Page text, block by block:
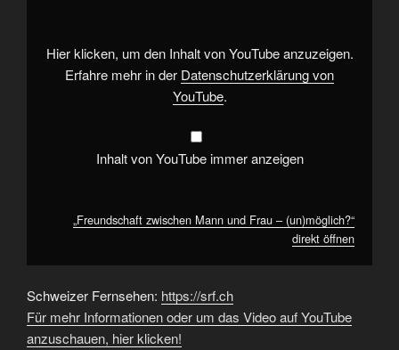
von
YouTube
anzeigen
Hier klicken, um den Inhalt von YouTube anzuzeigen.
Erfahre mehr in der Datenschutzerklärung von
YouTube.
Inhalt von YouTube immer anzeigen
„Freundschaft zwischen Mann und Frau – (un)möglich?“
direkt öffnen
Schweizer Fernsehen: https://srf.ch
Für mehr Informationen oder um das Video auf YouTube
anzuschauen, hier klicken!